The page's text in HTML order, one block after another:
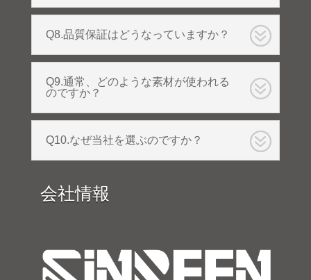
Q8.品質保証はどうなっていますか？
Q9.通常、どのような素材が使われる
のですか？
Q10.なぜ当社を選ぶのですか？
会社情報